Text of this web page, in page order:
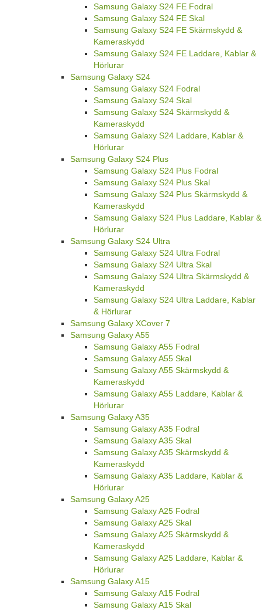
Samsung Galaxy S24 FE Fodral
Samsung Galaxy S24 FE Skal
Samsung Galaxy S24 FE Skärmskydd &
Kameraskydd
Samsung Galaxy S24 FE Laddare, Kablar &
Hörlurar
Samsung Galaxy S24
Samsung Galaxy S24 Fodral
Samsung Galaxy S24 Skal
Samsung Galaxy S24 Skärmskydd &
Kameraskydd
Samsung Galaxy S24 Laddare, Kablar &
Hörlurar
Samsung Galaxy S24 Plus
Samsung Galaxy S24 Plus Fodral
Samsung Galaxy S24 Plus Skal
Samsung Galaxy S24 Plus Skärmskydd &
Kameraskydd
Samsung Galaxy S24 Plus Laddare, Kablar &
Hörlurar
Samsung Galaxy S24 Ultra
Samsung Galaxy S24 Ultra Fodral
Samsung Galaxy S24 Ultra Skal
Samsung Galaxy S24 Ultra Skärmskydd &
Kameraskydd
Samsung Galaxy S24 Ultra Laddare, Kablar
& Hörlurar
Samsung Galaxy XCover 7
Samsung Galaxy A55
Samsung Galaxy A55 Fodral
Samsung Galaxy A55 Skal
Samsung Galaxy A55 Skärmskydd &
Kameraskydd
Samsung Galaxy A55 Laddare, Kablar &
Hörlurar
Samsung Galaxy A35
Samsung Galaxy A35 Fodral
Samsung Galaxy A35 Skal
Samsung Galaxy A35 Skärmskydd &
Kameraskydd
Samsung Galaxy A35 Laddare, Kablar &
Hörlurar
Samsung Galaxy A25
Samsung Galaxy A25 Fodral
Samsung Galaxy A25 Skal
Samsung Galaxy A25 Skärmskydd &
Kameraskydd
Samsung Galaxy A25 Laddare, Kablar &
Hörlurar
Samsung Galaxy A15
Samsung Galaxy A15 Fodral
Samsung Galaxy A15 Skal